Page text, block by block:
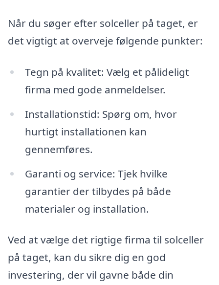
Når du søger efter solceller på taget, er
det vigtigt at overveje følgende punkter:
Tegn på kvalitet: Vælg et pålideligt
firma med gode anmeldelser.
Installationstid: Spørg om, hvor
hurtigt installationen kan
gennemføres.
Garanti og service: Tjek hvilke
garantier der tilbydes på både
materialer og installation.
Ved at vælge det rigtige firma til solceller
på taget, kan du sikre dig en god
investering, der vil gavne både din